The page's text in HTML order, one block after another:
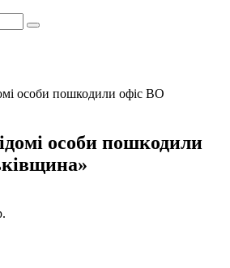
особи пошкодили офіс ВО
особи пошкодили